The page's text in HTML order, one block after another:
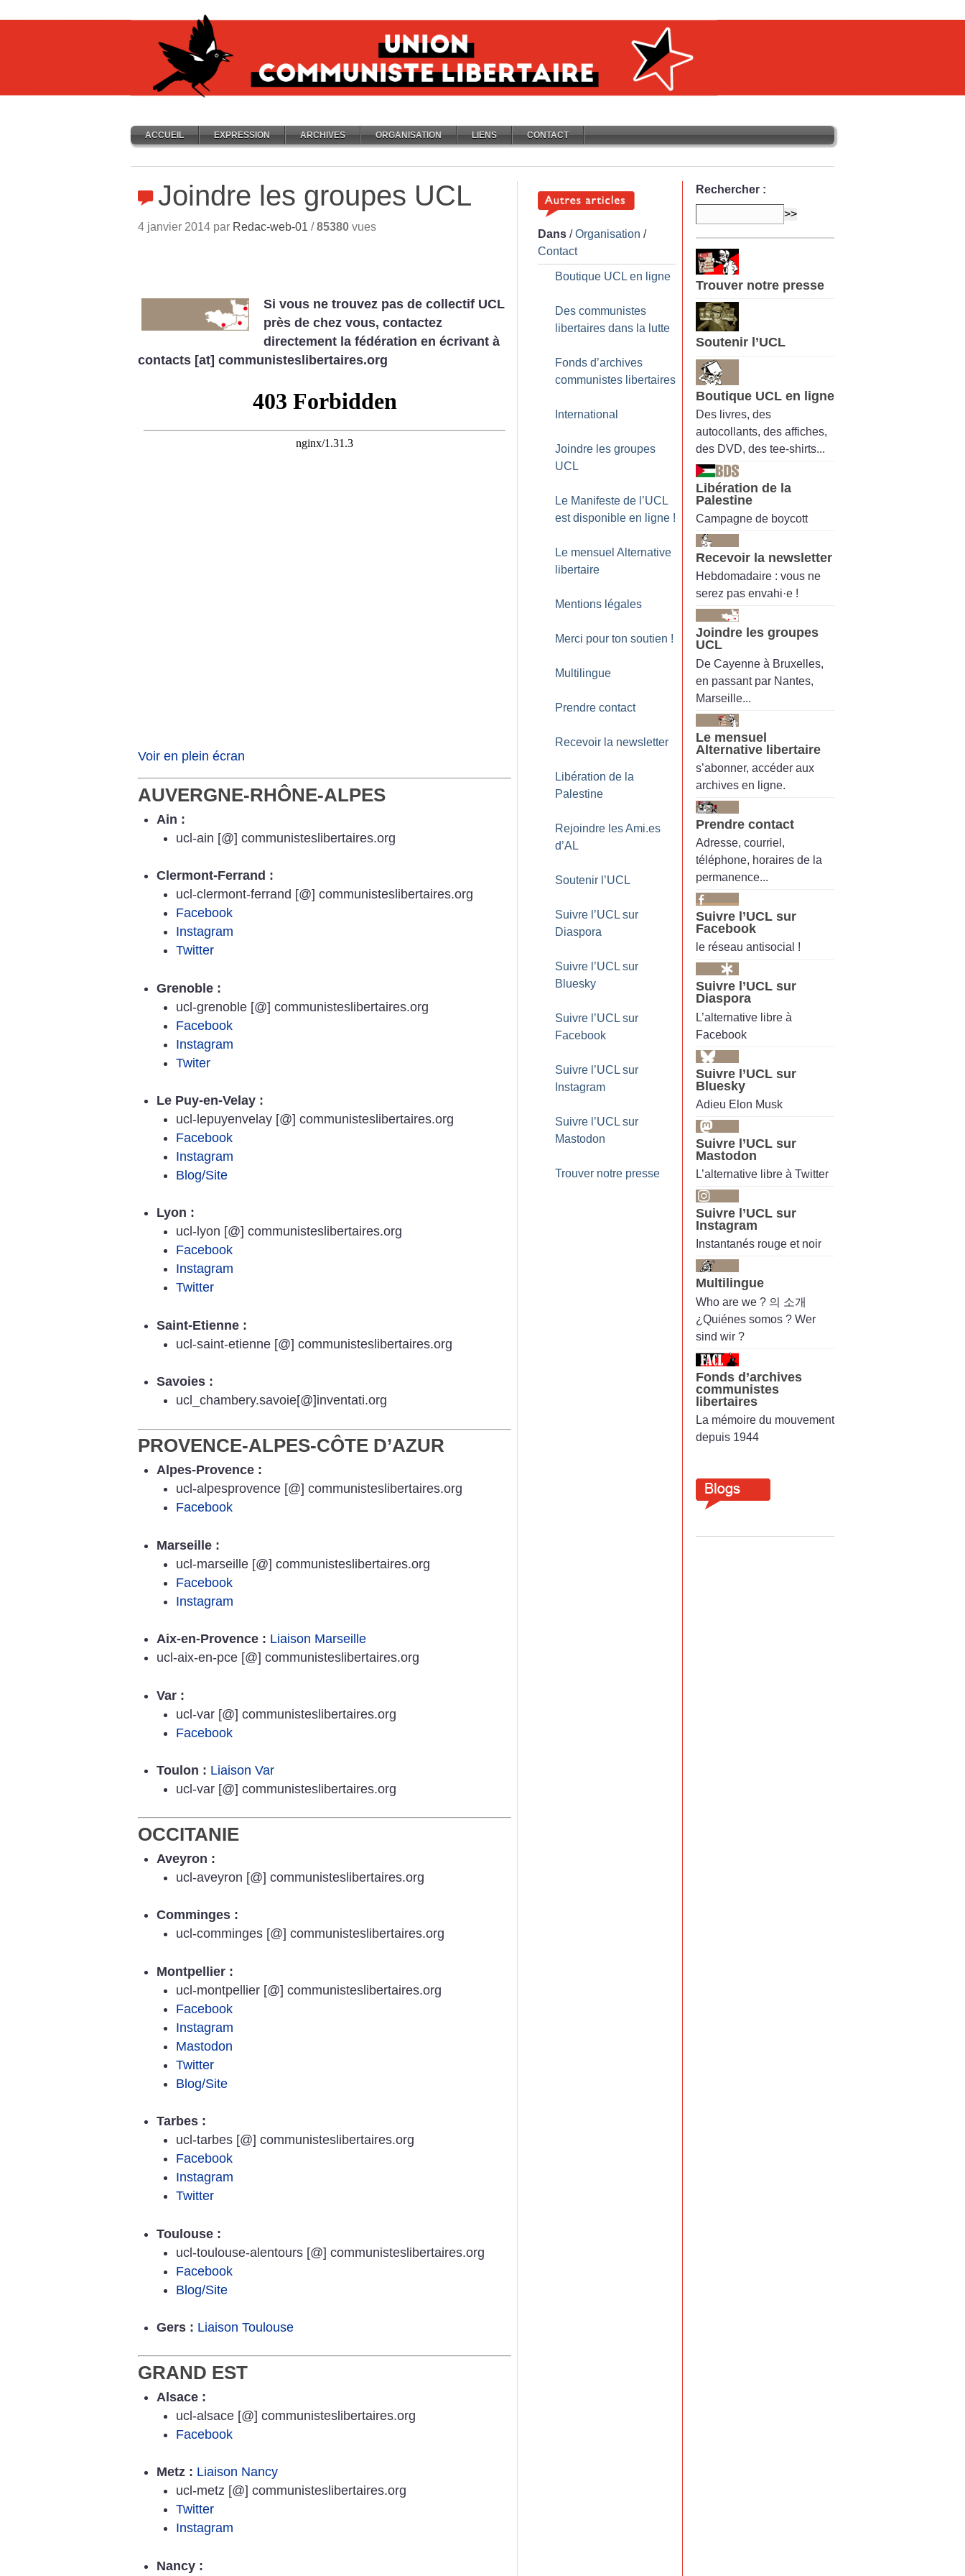
ACCUEIL EXPRESSION ARCHIVES ORGANISATION LIENS CONTACT
Joindre les groupes UCL
4 janvier 2014 par Redac-web-01 /85380 vues
Si vous ne trouvez pas de collectif UCL
près de chez vous, contactez
directement la fédération en écrivant à
contacts [at] communisteslibertaires.org
Voir en plein écran
AUVERGNE-RHÔNE-ALPES
Ain :
ucl-ain [@] communisteslibertaires.org
Clermont-Ferrand :
ucl-clermont-ferrand [@] communisteslibertaires.org
Facebook
Instagram
Twitter
Grenoble :
ucl-grenoble [@] communisteslibertaires.org
Facebook
Instagram
Twiter
Le Puy-en-Velay :
ucl-lepuyenvelay [@] communisteslibertaires.org
Facebook
Instagram
Blog/Site
Lyon :
ucl-lyon [@] communisteslibertaires.org
Facebook
Instagram
Twitter
Saint-Etienne :
ucl-saint-etienne [@] communisteslibertaires.org
Savoies :
ucl_chambery.savoie[@]inventati.org
PROVENCE-ALPES-CÔTE D’AZUR
Alpes-Provence :
ucl-alpesprovence [@] communisteslibertaires.org
Facebook
Marseille :
ucl-marseille [@] communisteslibertaires.org
Facebook
Instagram
Aix-en-Provence : Liaison Marseille
ucl-aix-en-pce [@] communisteslibertaires.org
Var :
ucl-var [@] communisteslibertaires.org
Facebook
Toulon : Liaison Var
ucl-var [@] communisteslibertaires.org
OCCITANIE
Aveyron :
ucl-aveyron [@] communisteslibertaires.org
Comminges :
ucl-comminges [@] communisteslibertaires.org
Montpellier :
ucl-montpellier [@] communisteslibertaires.org
Facebook
Instagram
Mastodon
Twitter
Blog/Site
Tarbes :
ucl-tarbes [@] communisteslibertaires.org
Facebook
Instagram
Twitter
Toulouse :
ucl-toulouse-alentours [@] communisteslibertaires.org
Facebook
Blog/Site
Gers : Liaison Toulouse
GRAND EST
Alsace :
ucl-alsace [@] communisteslibertaires.org
Facebook
Metz : Liaison Nancy
ucl-metz [@] communisteslibertaires.org
Twitter
Instagram
Nancy :
Dans /Organisation /
Contact
Boutique UCL en ligne
Des communistes
libertaires dans la lutte
Fonds d’archives
communistes libertaires
International
Joindre les groupes
UCL
Le Manifeste de l’UCL
est disponible en ligne !
Le mensuel Alternative
libertaire
Mentions légales
Merci pour ton soutien !
Multilingue
Prendre contact
Recevoir la newsletter
Libération de la
Palestine
Rejoindre les Ami.es
d’AL
Soutenir l’UCL
Suivre l’UCL sur
Diaspora
Suivre l’UCL sur
Bluesky
Suivre l’UCL sur
Facebook
Suivre l’UCL sur
Instagram
Suivre l’UCL sur
Mastodon
Trouver notre presse
Rechercher :
Trouver notre presse
Soutenir l’UCL
Boutique UCL en ligne
Des livres, des
autocollants, des affiches,
des DVD, des tee-shirts...
Libération de la
Palestine
Campagne de boycott
Recevoir la newsletter
Hebdomadaire : vous ne
serez pas envahi·e !
Joindre les groupes
UCL
De Cayenne à Bruxelles,
en passant par Nantes,
Marseille...
Le mensuel
Alternative libertaire
s’abonner, accéder aux
archives en ligne.
Prendre contact
Adresse, courriel,
téléphone, horaires de la
permanence...
Suivre l’UCL sur
Facebook
le réseau antisocial !
Suivre l’UCL sur
Diaspora
L’alternative libre à
Facebook
Suivre l’UCL sur
Bluesky
Adieu Elon Musk
Suivre l’UCL sur
Mastodon
L’alternative libre à Twitter
Suivre l’UCL sur
Instagram
Instantanés rouge et noir
Multilingue
Who are we ? 의 소개
¿Quiénes somos ? Wer
sind wir ?
Fonds d’archives
communistes
libertaires
La mémoire du mouvement
depuis 1944